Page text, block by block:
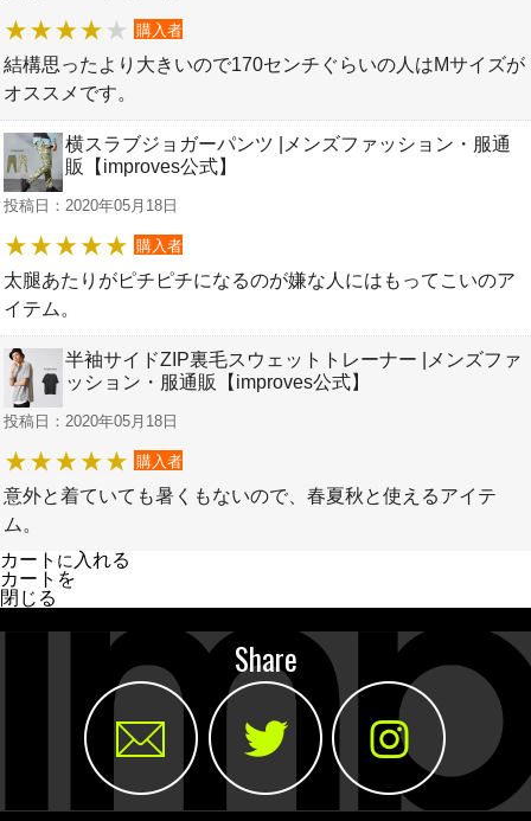
購入者
結構思ったより大きいので170センチぐらいの人はMサイズが
オススメです。
横スラブジョガーパンツ |メンズファッション・服通
販【improves公式】
投稿日：2020年05月18日
購入者
太腿あたりがピチピチになるのが嫌な人にはもってこいのア
イテム。
半袖サイドZIP裏毛スウェットトレーナー |メンズファ
ッション・服通販【improves公式】
投稿日：2020年05月18日
購入者
意外と着ていても暑くもないので、春夏秋と使えるアイテ
ム。
カート に 入れる
カートを
閉じる
Share